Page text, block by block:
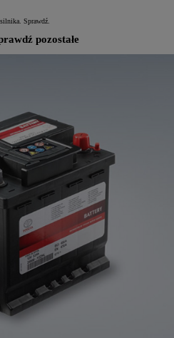
Sprawdź.
pozostałe